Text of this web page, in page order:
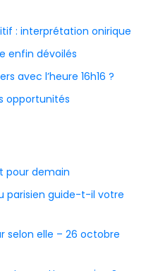
: interprétation onirique
enfin dévoilés
avec l’heure 16h16 ?
opportunités
pour demain
parisien guide-t-il votre
selon elle – 26 octobre